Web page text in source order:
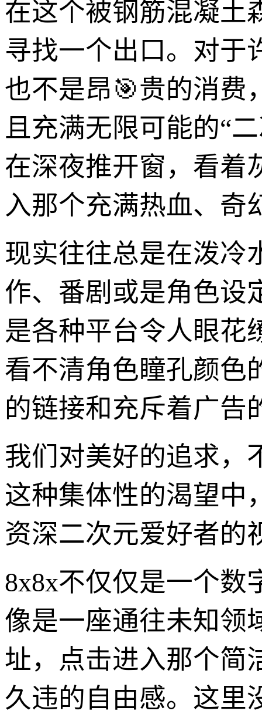
在这个被钢筋混凝土
寻找一个出口。对于
也不是昂🎯贵的消费
且充满无限可能的“
在深夜推开窗，看着
入那个充满热血、奇
现实往往总是在泼冷
作、番剧或是角色设
是各种平台令人眼花
看不清角色瞳孔颜色
的链接和充斥着广告
我们对美好的追求，
这种集体性的渴望中
资深二次元爱好者的
8x8x不仅仅是一个数
像是一座通往未知领
址，点击进入那个简
久违的自由感。这里